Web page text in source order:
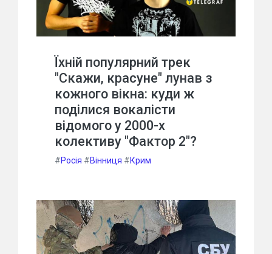
Їхній популярний трек
"Скажи, красуне" лунав з
кожного вікна: куди ж
поділися вокалісти
відомого у 2000-х
колективу "Фактор 2"?
#Росія #Вінниця #Крим